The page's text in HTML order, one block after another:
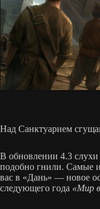
Над Санктуарием
В обновлении 4.3
подобно гнили. Самые
вас в «Дань» — новое
следующего года «Мир